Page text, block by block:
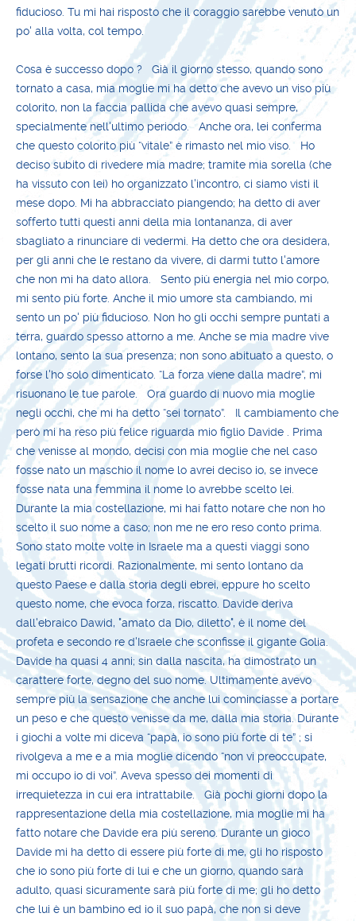
fiducioso. Tu mi hai risposto che il coraggio sarebbe venuto un
po' alla volta, col tempo.
Cosa è successo dopo ? Già il giorno stesso, quando sono
tornato a casa, mia moglie mi ha detto che avevo un viso più
colorito, non la faccia pallida che avevo quasi sempre,
specialmente nell'ultimo periodo. Anche ora, lei conferma
che questo colorito più “vitale” è rimasto nel mio viso. Ho
deciso subito di rivedere mia madre; tramite mia sorella (che
ha vissuto con lei) ho organizzato l'incontro, ci siamo visti il
mese dopo. Mi ha abbracciato piangendo; ha detto di aver
sofferto tutti questi anni della mia lontananza, di aver
sbagliato a rinunciare di vedermi. Ha detto che ora desidera,
per gli anni che le restano da vivere, di darmi tutto l'amore
che non mi ha dato allora. Sento più energia nel mio corpo,
mi sento più forte. Anche il mio umore sta cambiando, mi
sento un po' più fiducioso. Non ho gli occhi sempre puntati a
terra, guardo spesso attorno a me. Anche se mia madre vive
lontano, sento la sua presenza; non sono abituato a questo, o
forse l'ho solo dimenticato. “La forza viene dalla madre”, mi
risuonano le tue parole. Ora guardo di nuovo mia moglie
negli occhi, che mi ha detto “sei tornato”. Il cambiamento che
però mi ha reso più felice riguarda mio figlio Davide . Prima
che venisse al mondo, decisi con mia moglie che nel caso
fosse nato un maschio il nome lo avrei deciso io, se invece
fosse nata una femmina il nome lo avrebbe scelto lei.
Durante la mia costellazione, mi hai fatto notare che non ho
scelto il suo nome a caso; non me ne ero reso conto prima.
Sono stato molte volte in Israele ma a questi viaggi sono
legati brutti ricordi. Razionalmente, mi sento lontano da
questo Paese e dalla storia degli ebrei, eppure ho scelto
questo nome, che evoca forza, riscatto. Davide deriva
dall'ebraico Dawid, "amato da Dio, diletto", è il nome del
profeta e secondo re d'Israele che sconfisse il gigante Golia.
Davide ha quasi 4 anni; sin dalla nascita, ha dimostrato un
carattere forte, degno del suo nome. Ultimamente avevo
sempre più la sensazione che anche lui cominciasse a portare
un peso e che questo venisse da me, dalla mia storia. Durante
i giochi a volte mi diceva “papà, io sono più forte di te” ; si
rivolgeva a me e a mia moglie dicendo “non vi preoccupate,
mi occupo io di voi”. Aveva spesso dei momenti di
irrequietezza in cui era intrattabile. Già pochi giorni dopo la
rappresentazione della mia costellazione, mia moglie mi ha
fatto notare che Davide era più sereno. Durante un gioco
Davide mi ha detto di essere più forte di me, gli ho risposto
che io sono più forte di lui e che un giorno, quando sarà
adulto, quasi sicuramente sarà più forte di me; gli ho detto
che lui è un bambino ed io il suo papà, che non si deve